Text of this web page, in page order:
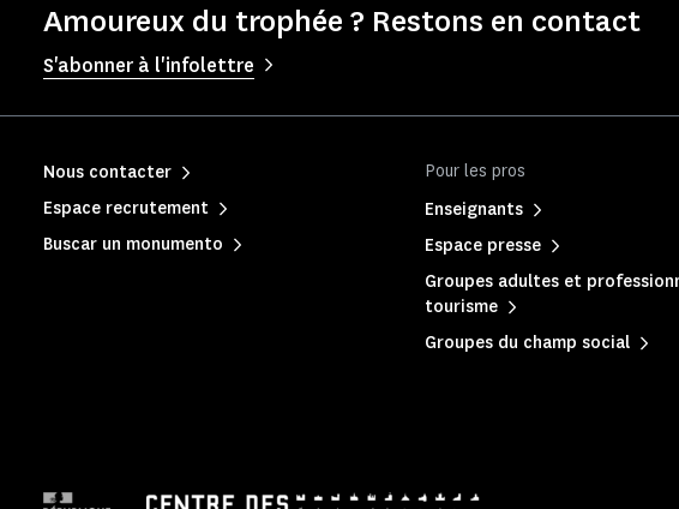
Amoureux du trophée ? Restons en contact
S'abonner à l'infolettre
Pour les pros
Enseignants
Espace presse
Groupes adultes et
tourisme
Groupes du champ social
Nous contacter
Espace recrutement
Buscar un monumento